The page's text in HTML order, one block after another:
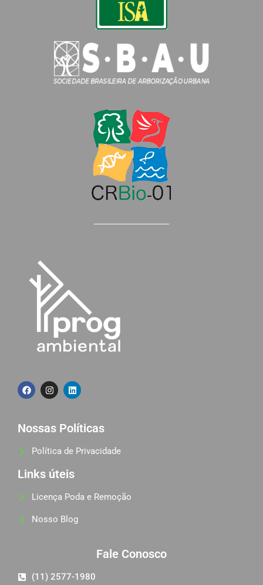
Nossas Políticas
Política de Privacidade
Links úteis
Licença Poda e Remoção
Nosso Blog
Fale Conosco
(11) 2577-1980